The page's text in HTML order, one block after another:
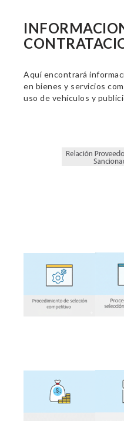
Aquí encontrará
en bienes y servicios
uso de vehículos y